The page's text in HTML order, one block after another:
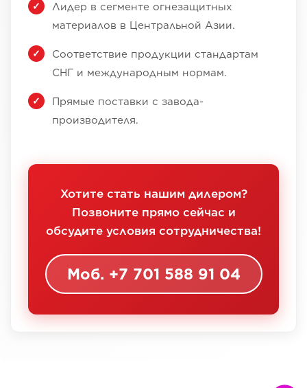
Лидер в сегменте огнезащитных
материалов в Центральной Азии.
Соответствие продукции стандартам
СНГ и международным нормам.
Прямые поставки с завода-
производителя.
Хотите стать нашим дилером?
Позвоните прямо сейчас и
обсудите условия сотрудничества!
Моб. +7 701 588 91 04